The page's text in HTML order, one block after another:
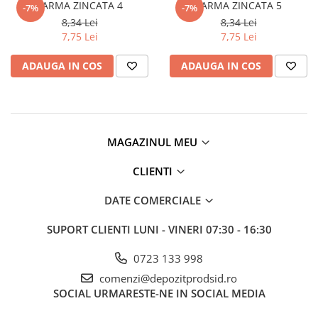
Vată bazaltică
Vată minerală
Oțel beton fasonat
Panouri și plase de gard
Plasă de gard sudată zincată
Plasă de armare
Plasă din fibră de sticlă
-7%SARMA ZINCATA 4
8,34 Lei
7,75 Lei
ADAUGA IN COS
-7%SARMA ZINCATA 5
8,34 Lei
7,75 Lei
ADAUGA IN COS
MAGAZINUL MEU
CLIENTI
DATE COMERCIALE
SUPORT CLIENTI LUNI - VINERI 07:30 - 16:30
0723 133 998
comenzi@depozitprodsid.ro
SOCIAL URMARESTE-NE IN SOCIAL MEDIA